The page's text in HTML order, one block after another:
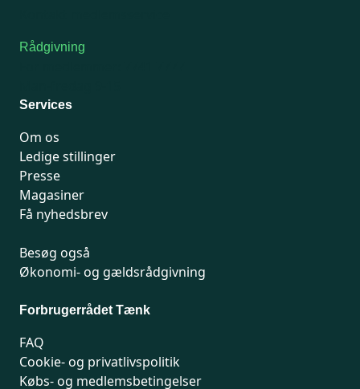
Rådgivning
Services
Om os
Ledige stillinger
Presse
Magasiner
Få nyhedsbrev
Besøg også
Økonomi- og gældsrådgivning
Forbrugerrådet Tænk
FAQ
Cookie- og privatlivspolitik
Købs- og medlemsbetingelser